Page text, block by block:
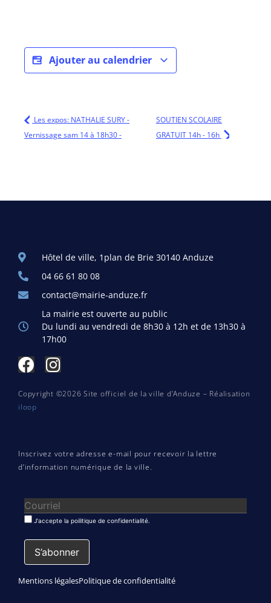
Ajouter au calendrier
Les expos: NATHALIE SURY -
Vernissage sam 14 à 18h30 -
SOUTIEN SCOLAIRE
GRATUIT 14h - 16h
Hôtel de ville, 1plan de Brie 30140 Anduze
04 66 61 80 08
contact@mairie-anduze.fr
La mairie est ouverte au public
Du lundi au vendredi de 8h30 à 12h et de 13h30 à
17h00
Copyright ©2026 Site officiel de la ville d’Anduze – Réalisation
iloop
Inscrivez votre adresse e-mail pour recevoir la lettre
d’information numérique de la ville.
J'accepte la poilitique de confidentialité.
Mentions légalesPolitique de confidentialité